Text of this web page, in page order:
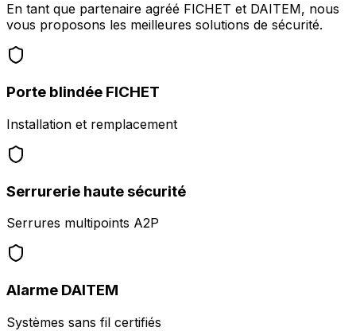
En tant que partenaire agréé FICHET et DAITEM, nous
vous proposons les meilleures solutions de sécurité.
Porte blindée FICHET
Installation et remplacement
Serrurerie haute sécurité
Serrures multipoints A2P
Alarme DAITEM
Systèmes sans fil certifiés